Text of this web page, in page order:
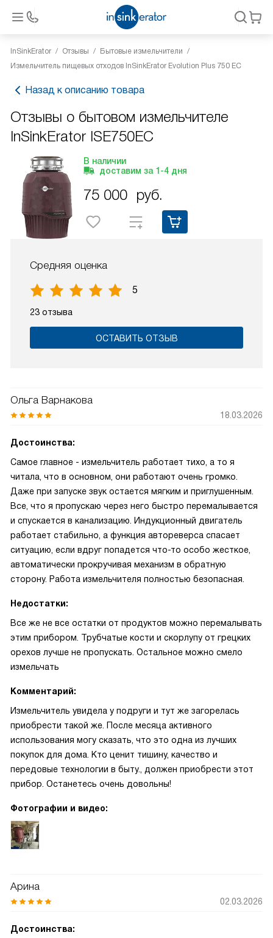
InSinkErator Отзывы
Бытовые измельчители
Измельчитель пищевых отходов InSinkErator Evolution Plus 750 EC
Назад к описанию товара
Отзывы о бытовом измельчителе
InSinkErator ISE750EC
В наличии
доставим за 1-4 дня
75 000 руб.
Средняя оценка
5
23 отзыва
ОСТАВИТЬ ОТЗЫВ
Ольга Варнакова
18.03.2026
Достоинства:
Самое главное - измельчитель работает тихо, а то я
читала, что в основном, они работают очень громко.
Даже при запуске звук остается мягким и приглушенным.
Все, что я пропускаю через него быстро перемалывается
и спускается в канализацию. Индукционный двигатель
работает стабильно, а функция автореверса спасает
ситуацию, если вдруг попадется что-то особо жесткое,
автоматически прокручивая механизм в обратную
сторону. Работа измельчителя полностью безопасная.
Недостатки:
Все же не все остатки от продуктов можно перемалывать
этим прибором. Трубчатые кости и скорлупу от грецких
орехов лучше не пропускать. Остальное можно смело
измельчать
Комментарий:
Измельчитель увидела у подруги и тут же загорелась
приобрести такой же. После месяца активного
использования могу сказать, что это одна из лучших
покупок для дома. Кто ценит тишину, качество и
передовые технологии в быту., должен приобрести этот
прибор. Останетесь очень довольны!
Фотографии и видео:
Арина
02.03.2026
Достоинства: